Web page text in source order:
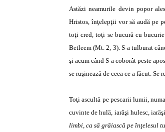
Astăzi neamurile devin popor
Hristos, înţelepţii vor să audă pe
toţi cred, toţi se bucură cu
Betleem (Mt. 2, 3). S-a tulburat
şi acum când S-a coborât peste
se ruşinează de ceea ce a făcut. Se
Toţi ascultă pe pescarii lumii,
cuvinte de hulă, iarăşi hulesc,
limbi, ca să grăiască pe înţelesul